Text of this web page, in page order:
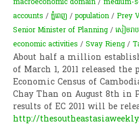
accounts /ភ្នំពេញ /population /Prey
Senior Minister of Planning /សៀមរាប
economic activities /Svay Rieng /
About half a million
of March 1, 2011 released
Economic Census of
Chay Than on August 8th
results of EC 2011 will be
http://